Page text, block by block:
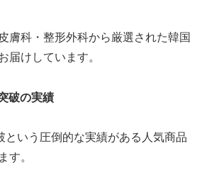
膚科・整形外科から厳選された韓国
届けしています。
破の実績
という圧倒的な実績がある人気商品
す。